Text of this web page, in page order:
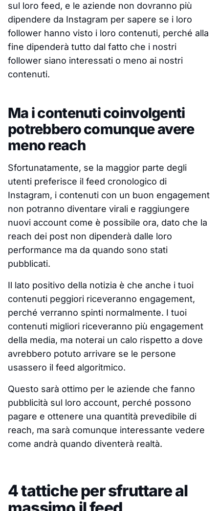
sul loro feed, e le aziende non dovranno più
dipendere da Instagram per sapere se i loro
follower hanno visto i loro contenuti, perché alla
fine dipenderà tutto dal fatto che i nostri
follower siano interessati o meno ai nostri
contenuti.
Ma i contenuti coinvolgenti
potrebbero comunque avere
meno reach
Sfortunatamente, se la maggior parte degli
utenti preferisce il feed cronologico di
Instagram, i contenuti con un buon engagement
non potranno diventare virali e raggiungere
nuovi account come è possibile ora, dato che la
reach dei post non dipenderà dalle loro
performance ma da quando sono stati
pubblicati.
Il lato positivo della notizia è che anche i tuoi
contenuti peggiori riceveranno engagement,
perché verranno spinti normalmente. I tuoi
contenuti migliori riceveranno più engagement
della media, ma noterai un calo rispetto a dove
avrebbero potuto arrivare se le persone
usassero il feed algoritmico.
Questo sarà ottimo per le aziende che fanno
pubblicità sul loro account, perché possono
pagare e ottenere una quantità prevedibile di
reach, ma sarà comunque interessante vedere
come andrà quando diventerà realtà.
4 tattiche per sfruttare al